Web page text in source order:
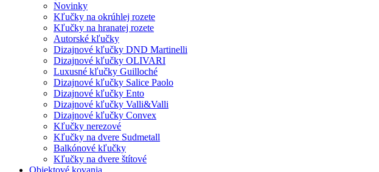
Novinky
Kľučky na okrúhlej rozete
Kľučky na hranatej rozete
Autorské kľučky
Dizajnové kľučky DND Martinelli
Dizajnové kľučky OLIVARI
Luxusné kľučky Guilloché
Dizajnové kľučky Salice Paolo
Dizajnové kľučky Ento
Dizajnové kľučky Valli&Valli
Dizajnové kľučky Convex
Kľučky nerezové
Kľučky na dvere Sudmetall
Balkónové kľučky
Kľučky na dvere štítové
Objektové kovania